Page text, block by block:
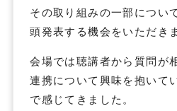
その取り組みの一部につい
頭発表する機会をいただき
会場では聴講者から質問が
連携について興味を抱いて
で感じてきました。